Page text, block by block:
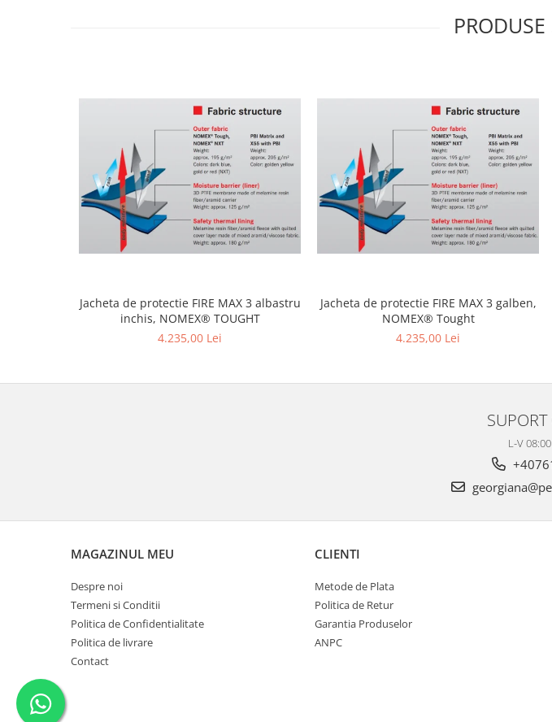
Jacheta de protectie FIRE MAX 3 albastru
inchis, NOMEX® TOUGHT
4.235,00 Lei
Jacheta de protectie FIRE MAX 3 galben,
NOMEX® Tought
4.235,00 Lei
SUPORT
L-V
MAGAZINUL MEU
Despre noi
Termeni si Conditii
Politica de Confidentialitate
Politica de livrare
Contact
CLIENTI
Metode de Plata
Politica de Retur
Garantia Produselor
ANPC